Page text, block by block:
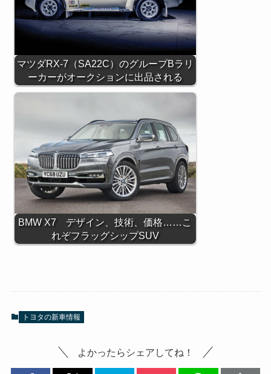
マツダRX-7（SA22C）のグループBラリ
ーカーがオークションに出品される
BMW X7 デザイン、技術、価格……こ
れぞフラッグシップSUV
トヨタの新車情報
よかったらシェアしてね！